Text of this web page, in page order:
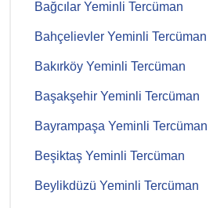
Bağcılar Yeminli Tercüman
Bahçelievler Yeminli Tercüman
Bakırköy Yeminli Tercüman
Başakşehir Yeminli Tercüman
Bayrampaşa Yeminli Tercüman
Beşiktaş Yeminli Tercüman
Beylikdüzü Yeminli Tercüman